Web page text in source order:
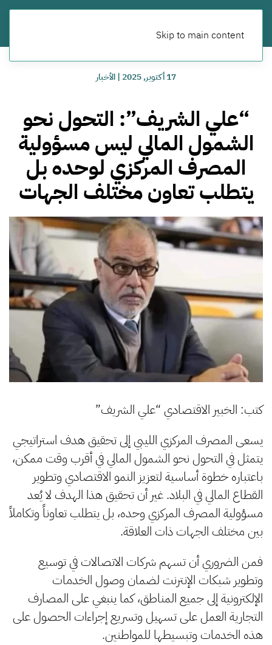
Skip to main content
17 أكتوبر, 2025 |الأخبار
“علي الشريف”: التحول نحو
الشمول المالي ليس مسؤولية
المصرف المركزي لوحده بل
يتطلب تعاون مختلف الجهات
كتب: الخبير الاقتصادي “علي الشريف”
يسعى المصرف المركزي الليبي إلى تحقيق هدف استراتيجي
يتمثل في التحول نحو الشمول المالي في أقرب وقت ممكن،
باعتباره خطوة أساسية لتعزيز النمو الاقتصادي وتطوير
القطاع المالي في البلاد. غير أن تحقيق هذا الهدف لا يُعد
مسؤولية المصرف المركزي وحده، بل يتطلب تعاوناً وتكاملاً
بين مختلف الجهات ذات العلاقة.
فمن الضروري أن تسهم شركات الاتصالات في توسيع
وتطوير شبكات الإنترنت لضمان وصول الخدمات
الإلكترونية إلى جميع المناطق، كما ينبغي على المصارف
التجارية العمل على تسهيل وتسريع إجراءات الحصول على
هذه الخدمات وتبسيطها للمواطنين.